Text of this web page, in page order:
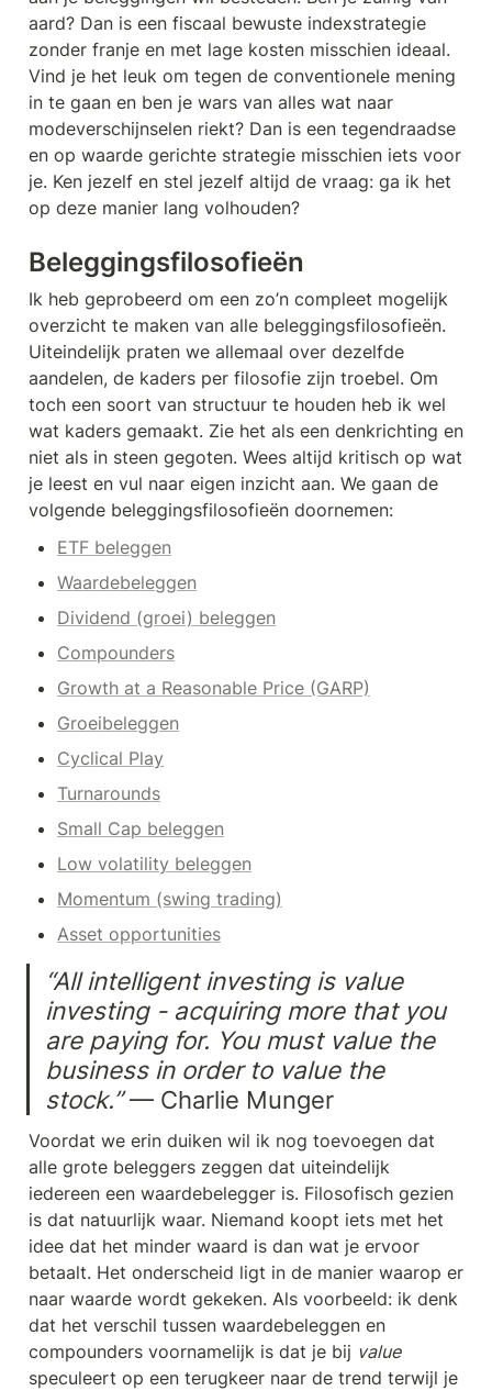
aard? Dan is een fiscaal bewuste indexstrategie
zonder franje en met lage kosten misschien ideaal.
Vind je het leuk om tegen de conventionele mening
in te gaan en ben je wars van alles wat naar
modeverschijnselen riekt? Dan is een tegendraadse
en op waarde gerichte strategie misschien iets voor
je. Ken jezelf en stel jezelf altijd de vraag: ga ik het
op deze manier lang volhouden?
Beleggingsfilosofieën
Ik heb geprobeerd om een zo’n compleet mogelijk
overzicht te maken van alle beleggingsfilosofieën.
Uiteindelijk praten we allemaal over dezelfde
aandelen, de kaders per filosofie zijn troebel. Om
toch een soort van structuur te houden heb ik wel
wat kaders gemaakt. Zie het als een denkrichting en
niet als in steen gegoten. Wees altijd kritisch op wat
je leest en vul naar eigen inzicht aan. We gaan de
volgende beleggingsfilosofieën doornemen:
ETF beleggen
Waardebeleggen
Dividend (groei) beleggen
Compounders
Growth at a Reasonable Price (GARP)
Groeibeleggen
Cyclical Play
Turnarounds
Small Cap beleggen
Low volatility beleggen
Momentum (swing trading)
Asset opportunities
“All intelligent investing is value
investing - acquiring more that you
are paying for. You must value the
business in order to value the
stock.” — Charlie Munger
Voordat we erin duiken wil ik nog toevoegen dat
alle grote beleggers zeggen dat uiteindelijk
iedereen een waardebelegger is. Filosofisch gezien
is dat natuurlijk waar. Niemand koopt iets met het
idee dat het minder waard is dan wat je ervoor
betaalt. Het onderscheid ligt in de manier waarop er
naar waarde wordt gekeken. Als voorbeeld: ik denk
dat het verschil tussen waardebeleggen en
compounders voornamelijk is dat je bij value
speculeert op een terugkeer naar de trend terwijl je